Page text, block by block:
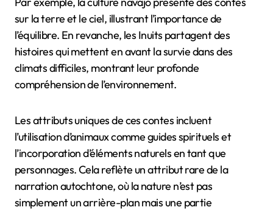
sur la terre et le ciel, illustrant l’importance de
l’équilibre. En revanche, les Inuits partagent des
histoires qui mettent en avant la survie dans des
climats difficiles, montrant leur profonde
compréhension de l’environnement.
Les attributs uniques de ces contes incluent
l’utilisation d’animaux comme guides spirituels et
l’incorporation d’éléments naturels en tant que
personnages. Cela reflète un attribut rare de la
narration autochtone, où la nature n’est pas
simplement un arrière-plan mais une partie